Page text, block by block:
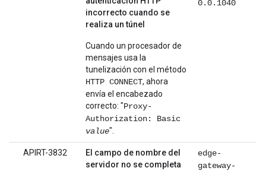
incorrecto cuando se
realiza un túnel
Cuando un procesador de
mensajes usa la
tunelización con el método
HTTP CONNECT, ahora
envía el encabezado
correcto: "Proxy-
Authorization: Basic
value".
0.0.1040
APIRT-3832
El campo de nombre del
servidor no se completa
edge-
gateway-